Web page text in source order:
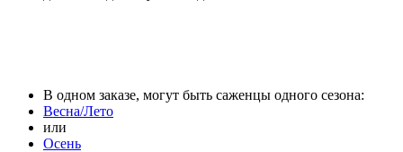
В одном заказе, могут быть саженцы одного сезона:
Весна/Лето
или
Осень